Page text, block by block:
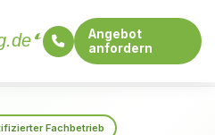
Angebot
anfordern
Fachbetrieb